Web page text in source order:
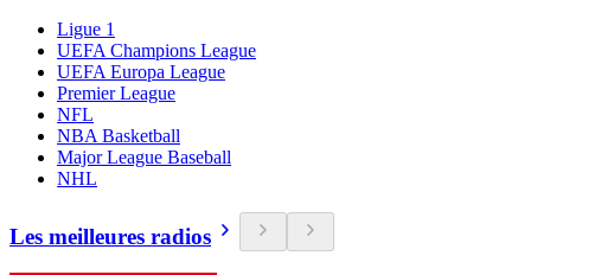
Ligue 1
UEFA Champions League
UEFA Europa League
Premier League
NFL
NBA Basketball
Major League Baseball
NHL
Les meilleures radios